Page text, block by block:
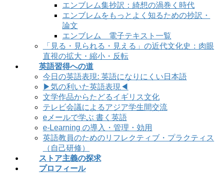
エンブレム集抄訳：綺想の渦巻く時代
エンブレムをもっとよく知るための抄訳・
論文
エンブレム 電子テキスト一覧
「見る・見られる・見える」の近代文化史：肉眼
直視の拡大・縮小・反転
英語習得への道
今日の英語表現: 英語になりにくい日本語
▶気の利いた英語表現◀
文学作品からたどるイギリス文化
テレビ会議によるアジア学生間交流
eメールで学ぶ 書く英語
e-Learning の導入・管理・効用
英語教員のためのリフレクティブ・プラクティス
（自己研修）
ストア主義の探求
プロフィール